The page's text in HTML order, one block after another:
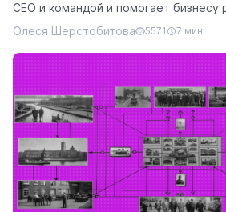
CEO и командой и помогает бизнесу
Олеся Шерстобитова
5571 7 мин